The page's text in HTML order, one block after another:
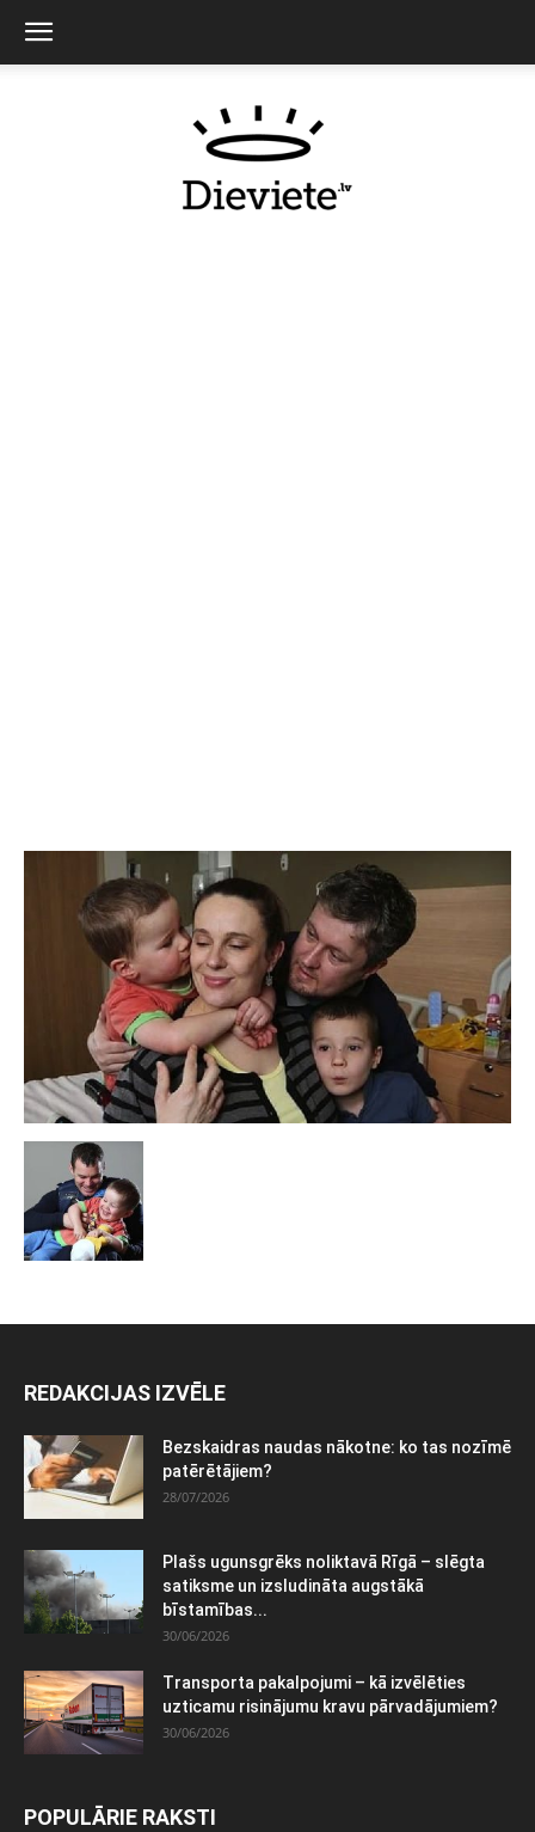
REDAKCIJAS IZVĒLE
Bezskaidras naudas nākotne: ko tas nozīmē
patērētājiem?
28/07/2026
Plašs ugunsgrēks noliktavā Rīgā – slēgta
satiksme un izsludināta augstākā
bīstamības...
30/06/2026
Transporta pakalpojumi – kā izvēlēties
uzticamu risinājumu kravu pārvadājumiem?
30/06/2026
POPULĀRIE RAKSTI